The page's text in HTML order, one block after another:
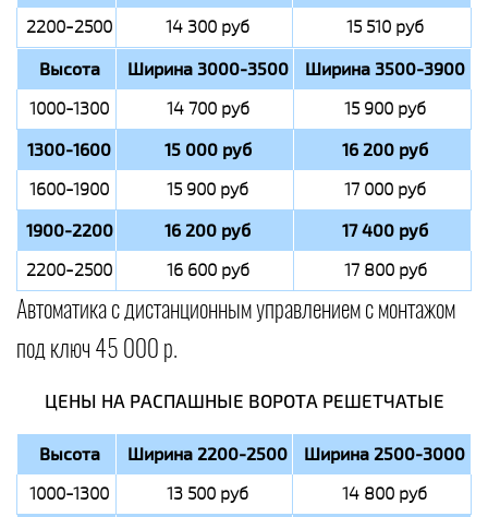
2200-2500 14 300 руб 15 510 руб
Высота Ширина 3000-3500 Ширина 3500-3900
1000-1300 14 700 руб 15 900 руб
1300-1600 15 000 руб 16 200 руб
1600-1900 15 900 руб 17 000 руб
1900-2200 16 200 руб 17 400 руб
2200-2500 16 600 руб 17 800 руб
Автоматика с дистанционным управлением с монтажом
под ключ 45 000 р.
ЦЕНЫ НА РАСПАШНЫЕ ВОРОТА РЕШЕТЧАТЫЕ
Высота Ширина 2200-2500 Ширина 2500-3000
1000-1300 13 500 руб 14 800 руб